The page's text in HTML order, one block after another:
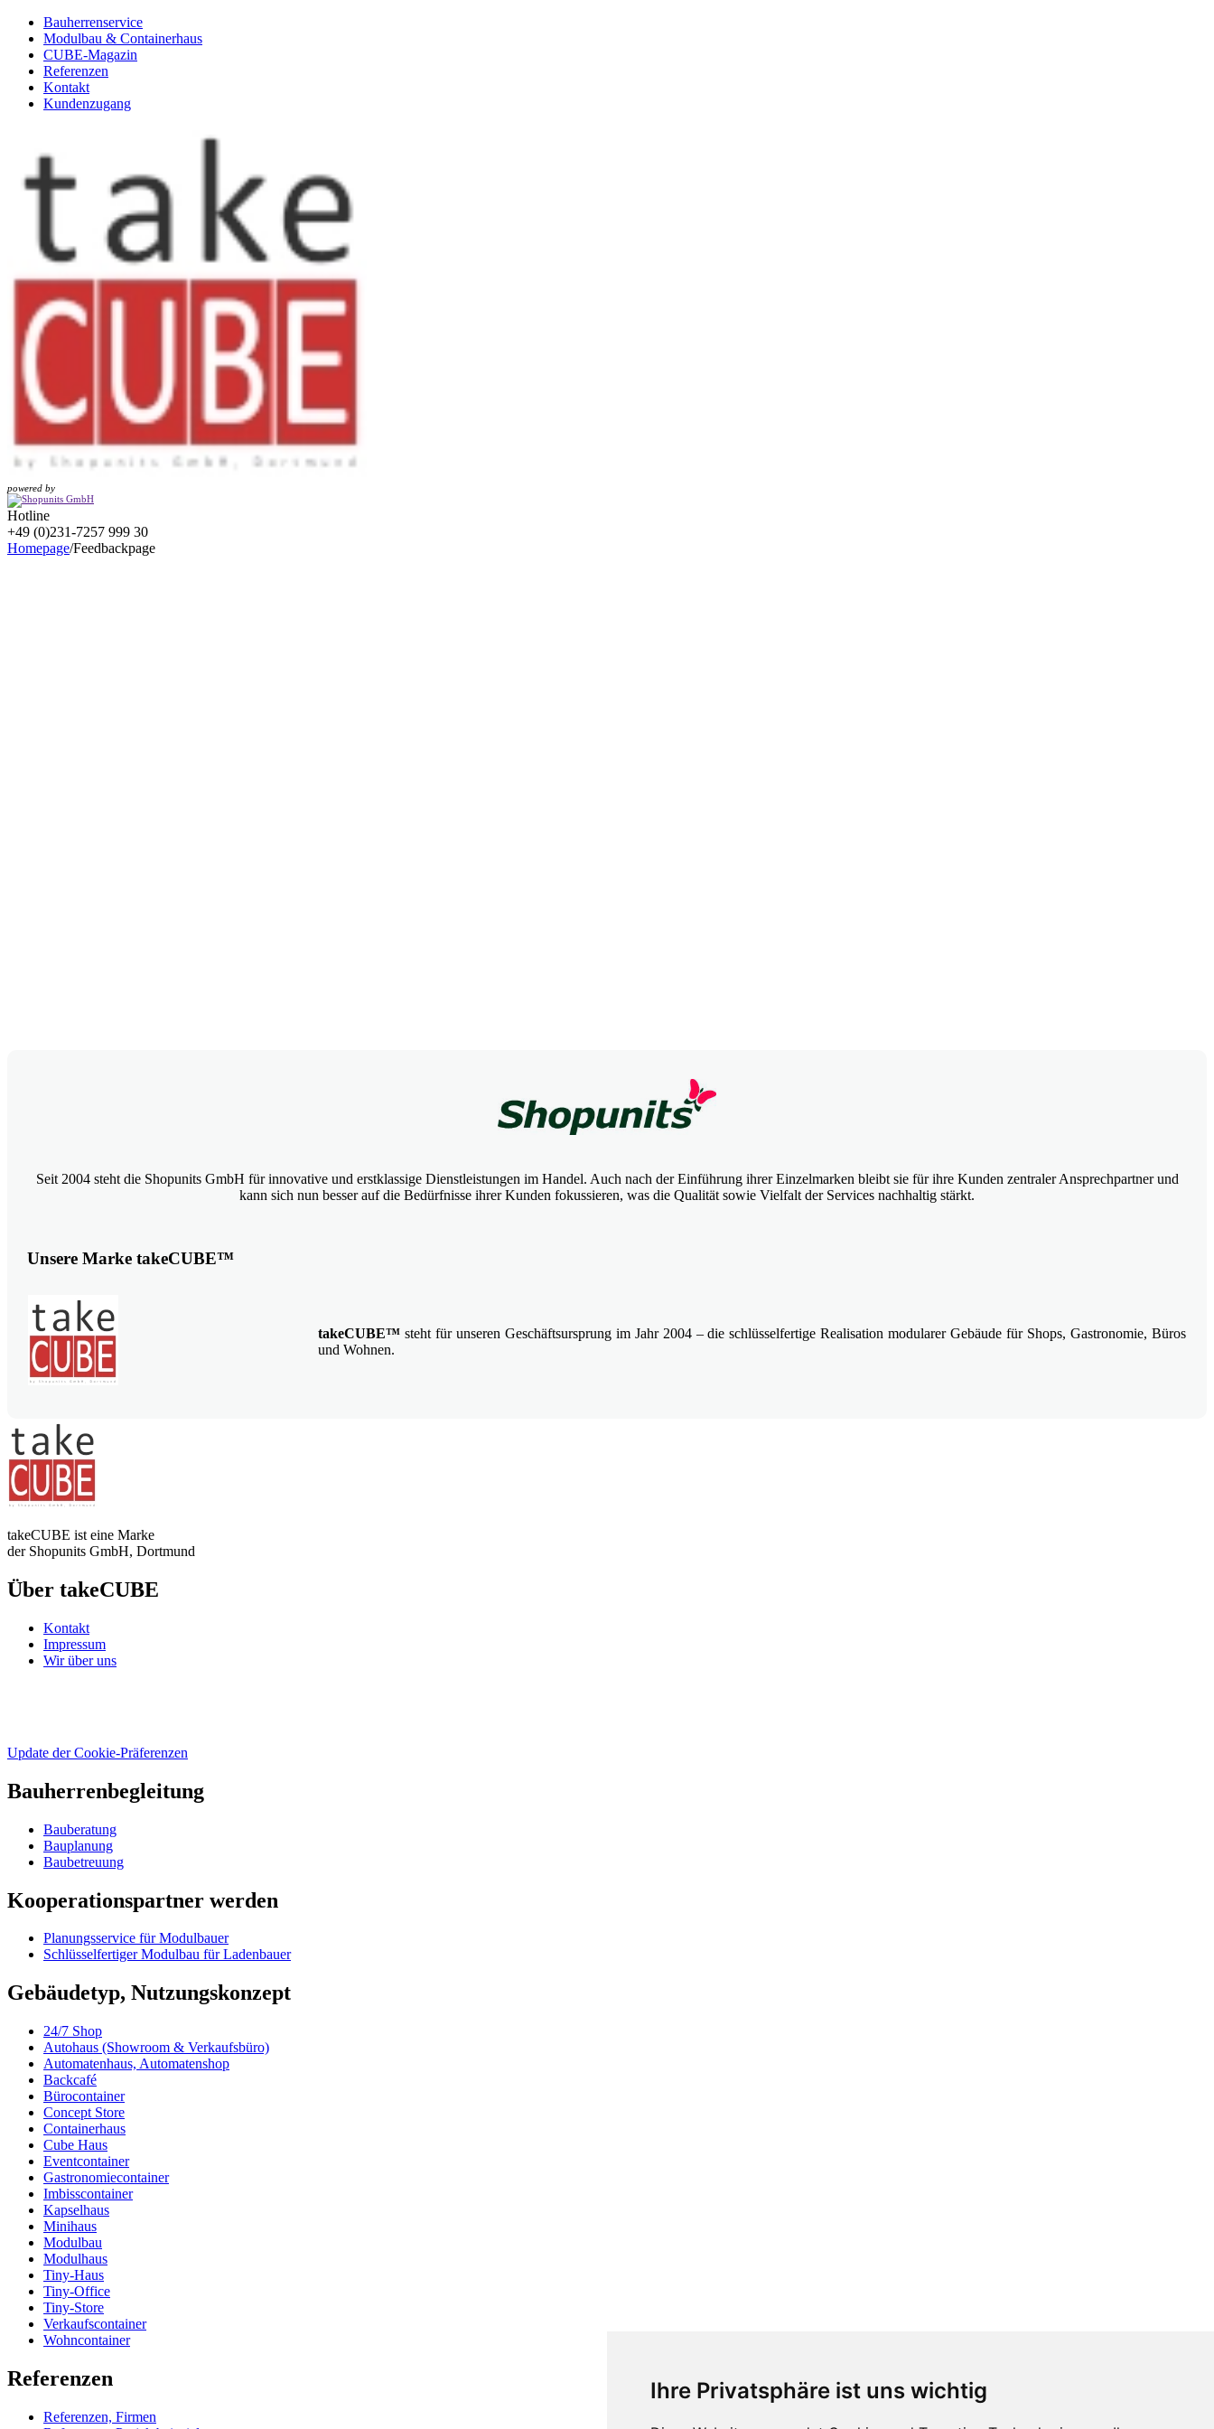
Ihre Privatsphäre ist uns wichtig
Bauherrenservice
Modulbau & Containerhaus
CUBE-Magazin
Referenzen
Kontakt
Kundenzugang
powered by
Hotline
+49 (0)231-7257 999 30
Homepage/Feedbackpage
Seit 2004 steht die Shopunits GmbH für innovative und erstklassige Dienstleistungen im Handel. Auch nach der Einführung ihrer Einzelmarken bleibt sie für ihre Kunden zentraler Ansprechpartner und
kann sich nun besser auf die Bedürfnisse ihrer Kunden fokussieren, was die Qualität sowie Vielfalt der Services nachhaltig stärkt.
Unsere Marke takeCUBE™
takeCUBE™ steht für unseren Geschäftsursprung im Jahr 2004 – die schlüsselfertige Realisation modularer Gebäude für Shops, Gastronomie, Büros
und Wohnen.
takeCUBE ist eine Marke
der Shopunits GmbH, Dortmund
Über takeCUBE
Kontakt
Impressum
Wir über uns
Update der Cookie-Präferenzen
Bauherrenbegleitung
Bauberatung
Bauplanung
Baubetreuung
Kooperationspartner werden
Planungsservice für Modulbauer
Schlüsselfertiger Modulbau für Ladenbauer
Gebäudetyp, Nutzungskonzept
24/7 Shop
Autohaus (Showroom & Verkaufsbüro)
Automatenhaus, Automatenshop
Backcafé
Bürocontainer
Concept Store
Containerhaus
Cube Haus
Eventcontainer
Gastronomiecontainer
Imbisscontainer
Kapselhaus
Minihaus
Modulbau
Modulhaus
Tiny-Haus
Tiny-Office
Tiny-Store
Verkaufscontainer
Wohncontainer
Referenzen
Referenzen, Firmen